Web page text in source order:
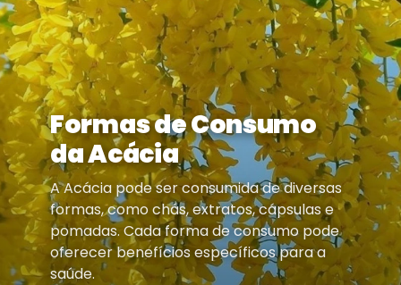
Formas de Consumo
da Acácia
A Acácia pode ser consumida de diversas
formas, como chás, extratos, cápsulas e
pomadas. Cada forma de consumo pode
oferecer benefícios específicos para a
saúde.